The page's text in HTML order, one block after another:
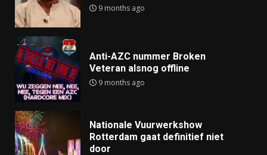
9 months ago
Anti-AZC nummer Broken
Veteran alsnog offline
9 months ago
Nationale Vuurwerkshow
Rotterdam gaat definitief niet
door